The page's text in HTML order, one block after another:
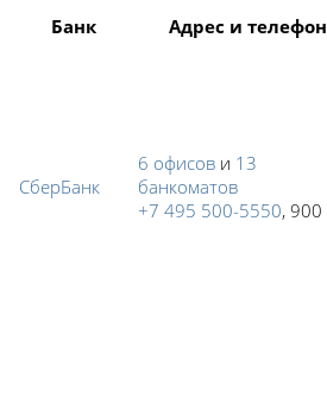
Банк Адрес и телефон
СберБанк
6 офисов и 13
банкоматов
+7 495 500-5550, 900